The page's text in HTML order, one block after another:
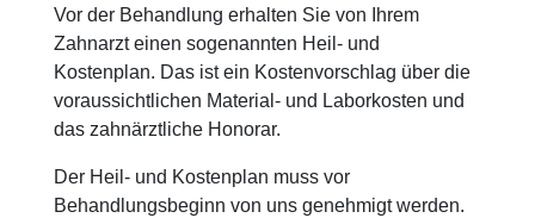
Vor der Behandlung erhalten Sie von Ihrem
Zahnarzt einen sogenannten Heil- und
Kostenplan. Das ist ein Kostenvorschlag über die
voraussichtlichen Material- und Laborkosten und
das zahnärztliche Honorar.
Der Heil- und Kostenplan muss vor
Behandlungsbeginn von uns genehmigt werden.